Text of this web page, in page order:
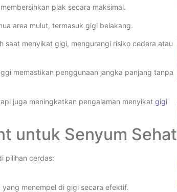
plak secara maksimal.
area mulut, termasuk gigi belakang.
saat menyikat gigi, mengurangi risiko cedera atau
memastikan penggunaan jangka panjang tanpa
juga meningkatkan pengalaman menyikat gigi
untuk Senyum Sehat
pilihan cerdas:
menempel di gigi secara efektif.